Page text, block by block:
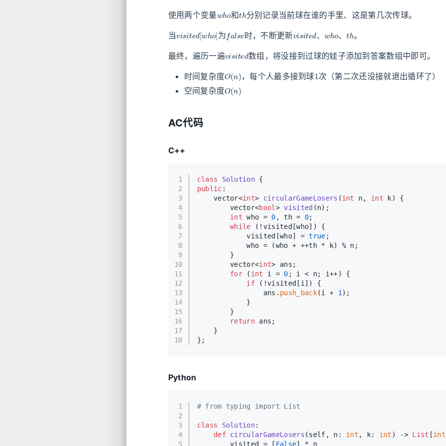
使用两个变量 和 分别记录当前球在谁的手里、这是第几次传球。
当 为 时，不断更新 、 、 。
最终，遍历一遍 数组，将没接到过球的娃子添加到答案数组中即可。
时间复杂度 ，每个人最多接到球 次（第二次还没接就退出循环了）
空间复杂度
O (n)
AC代码
C++
1
2
3
4
5
6
7
8
9
10
11
12
13
14
15
16
17
18
class Solution {
public :
vector<int> circularGameLosers (int n, int k)
{
vector<bool > visited (n) ;
int who = 0 , th = 0;
while (!visited[who]) {
            visited[who] =
true ;
            who = (who + ++th * k) % n;
        }
        vector<
int> ans;
for ( int i = 0 ; i < n; i++) {
if (!visited[i]) {
                ans.
push_back(i + 1 );
            }
        }
return ans;
    }
};
Python
1
2
3
4
5
# from typing import List
class Solution:
def circularGameLosers (self, n: int , k: int ) -> List [int
        visited = [
False] * n